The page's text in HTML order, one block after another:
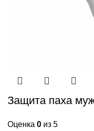
Защита паха
Оценка 0 из 5